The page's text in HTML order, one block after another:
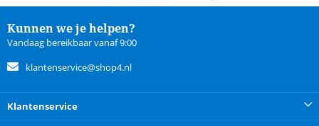
Kunnen we je helpen?
Vandaag bereikbaar vanaf 9:00
klantenservice@shop4.nl
Klantenservice